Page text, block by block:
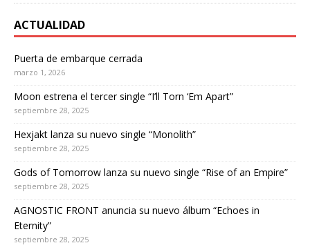
ACTUALIDAD
Puerta de embarque cerrada
marzo 1, 2026
Moon estrena el tercer single “I’ll Torn ‘Em Apart”
septiembre 28, 2025
Hexjakt lanza su nuevo single “Monolith”
septiembre 28, 2025
Gods of Tomorrow lanza su nuevo single “Rise of an Empire”
septiembre 28, 2025
AGNOSTIC FRONT anuncia su nuevo álbum “Echoes in
Eternity”
septiembre 28, 2025